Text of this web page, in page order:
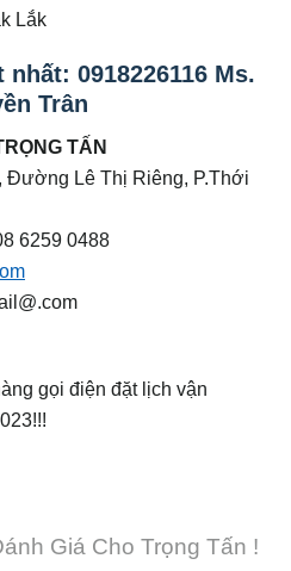
Lắk
0918226116 Ms.
Trân
TẤN
Đường Lê Thị Riêng, P.Thới
6259 0488
gọi điện đặt lịch vận
Giá Cho Trọng Tấn !